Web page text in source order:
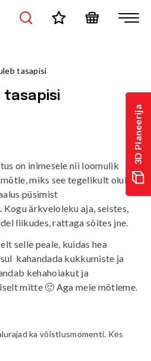
3D Planeerija
tasapisi
tasapisi
on inimesele nii loomulik
miks see tegelikult oluline
püsimist
Kogu ärkveloleku aja, seistes,
liikudes, rattaga sõites jne.
selle peale, kuidas hea
kahandada kukkumiste ja
kehahoiakut ja
mitte 🙂 Aga meie mõtleme.
ka võistlusmomenti. Kes